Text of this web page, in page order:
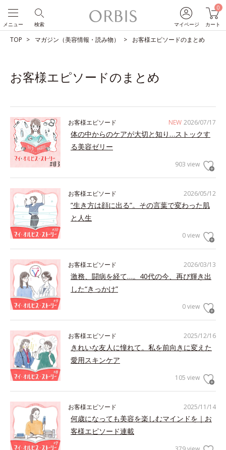
マイページ
0
カート
検索
メニュー
TOP マガジン（美容情報・読み物） お客様エピソードのまとめ
お客様エピソードのまとめ
NEW 2026/07/17
お客様エピソード
体の中からのケアが大切と知り…ストックす
る美容ゼリー
903 view
2026/05/12
お客様エピソード
”生き方は顔に出る”。その言葉で変わった肌
と人生
0 view
2026/03/13
お客様エピソード
激務、闘病を経て…。40代の今、再び輝き出
した“きっかけ”
0 view
2025/12/16
お客様エピソード
きれいな友人に憧れて。私を前向きに変えた
愛用スキンケア
105 view
2025/11/14
お客様エピソード
何歳になっても美容を楽しむマインドを｜お
客様エピソード連載